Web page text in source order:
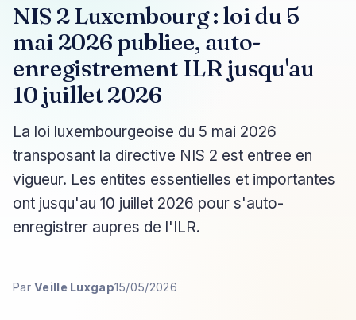
NIS 2 Luxembourg : loi du 5
mai 2026 publiee, auto-
enregistrement ILR jusqu'au
10 juillet 2026
La loi luxembourgeoise du 5 mai 2026
transposant la directive NIS 2 est entree en
vigueur. Les entites essentielles et importantes
ont jusqu'au 10 juillet 2026 pour s'auto-
enregistrer aupres de l'ILR.
ParVeille Luxgap15/05/2026